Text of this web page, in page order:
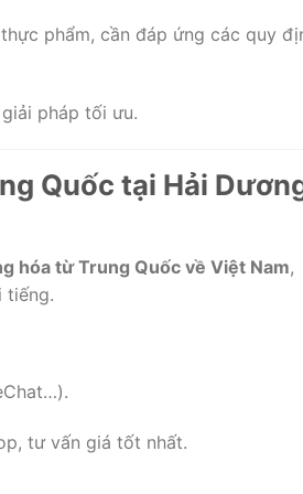
phẩm, cần đáp ứng các quy
pháp tối ưu.
Quốc tại Hải
hóa từ Trung Quốc về Việt Nam,
tiếng.
tư vấn giá tốt nhất.